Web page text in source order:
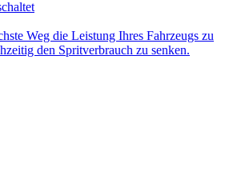
Weg die Leistung Ihres Fahrzeugs zu
den Spritverbrauch zu senken.